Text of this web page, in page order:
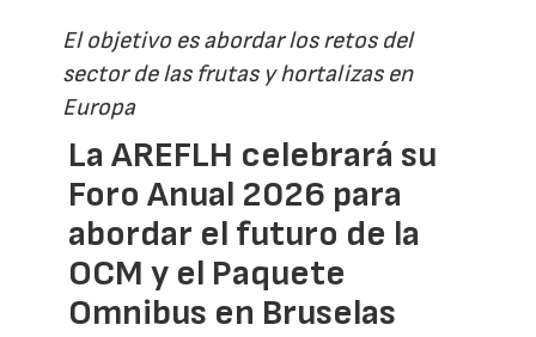
El objetivo es abordar los retos del
sector de las frutas y hortalizas en
Europa
La AREFLH celebrará su
Foro Anual 2026 para
abordar el futuro de la
OCM y el Paquete
Omnibus en Bruselas